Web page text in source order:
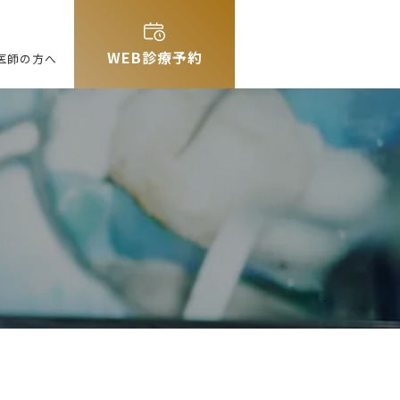
師の方へ WEB診療予約